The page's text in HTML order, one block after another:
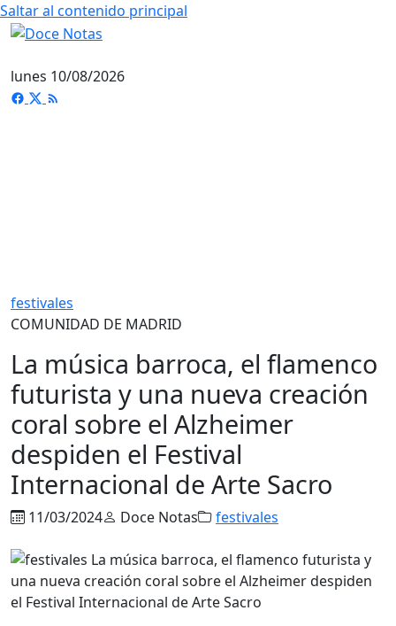
Saltar al contenido principal
lunes 10/08/2026
festivales
COMUNIDAD DE MADRID
La música barroca, el flamenco
futurista y una nueva creación
coral sobre el Alzheimer
despiden el Festival
Internacional de Arte Sacro
11/03/2024 Doce Notas festivales